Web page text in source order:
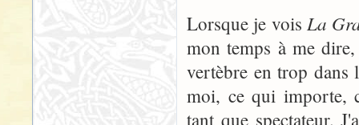
Lorsque je vois La
mon temps à me
vertèbre en trop
moi, ce qui importe,
tant que spectateur.